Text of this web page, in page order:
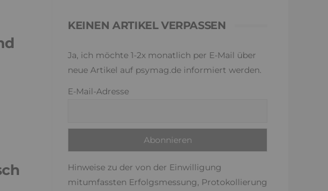
KEINEN ARTIKEL VERPASSEN
Ja, ich möchte 1-2x monatlich per E-Mail über
neue Artikel auf psymag.de informiert werden.
E-Mail-Adresse
Hinweise zu der von der Einwilligung
mitumfassten Erfolgsmessung, Protokollierung